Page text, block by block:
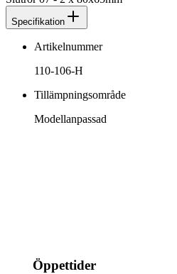
Specifikation
Artikelnummer
110-106-H
Tillämpningsområde
Modellanpassad
Öppettider